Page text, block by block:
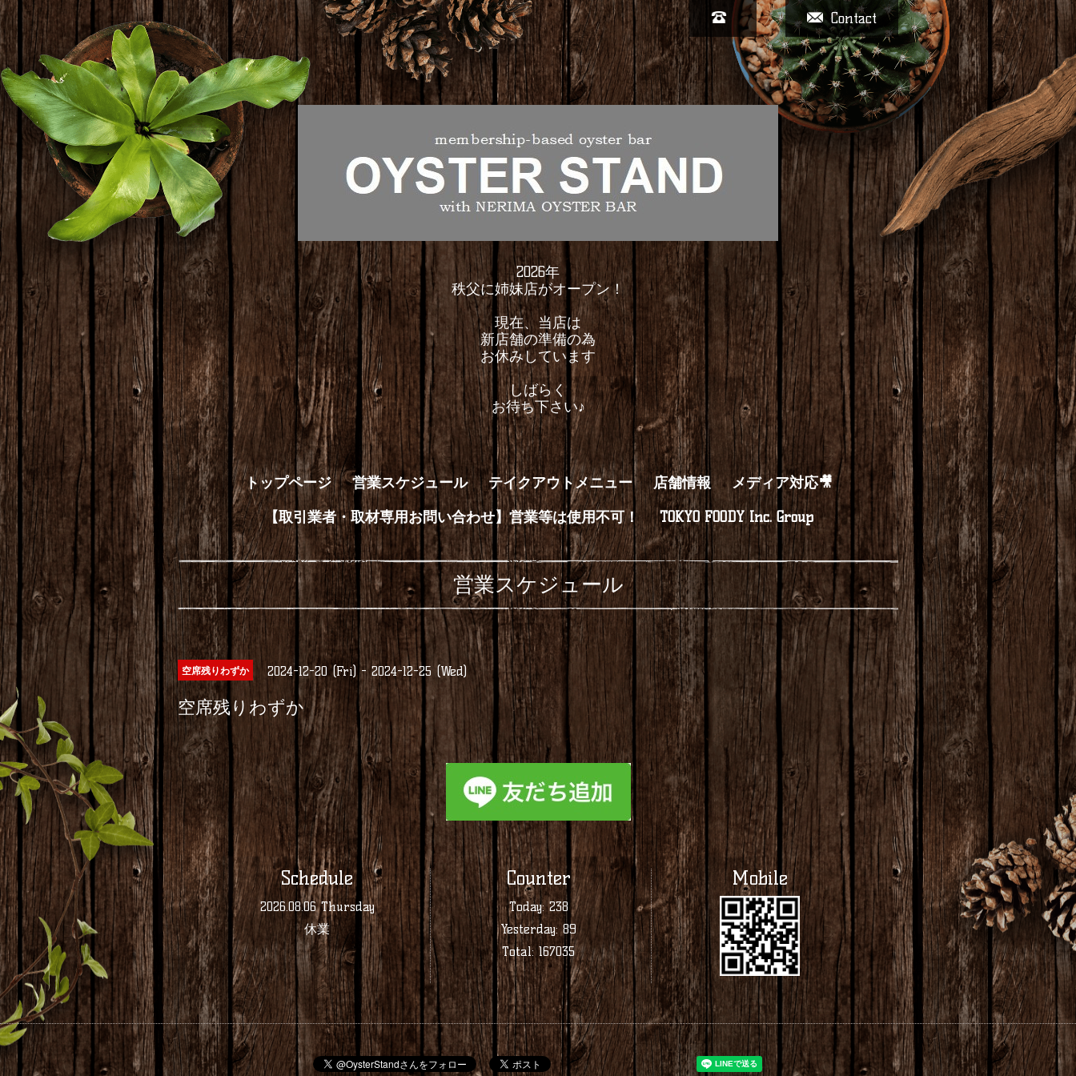
Contact
2026年
秩父に姉妹店がオープン！
現在、当店は
新店舗の準備の為
お休みしています
しばらく
お待ち下さい♪
トップページ 営業スケジュール テイクアウトメニュー 店舗情報
メディア対応🎥
【取引業者・取材専用お問い合わせ】営業等は使用不可！
TOKYO FOODY Inc. Group
営業スケジュール
空席残りわずか 2024-12-20 (Fri) - 2024-12-25 (Wed)
空席残りわずか
Schedule
2026.08.06 Thursday
休業
Counter
Today:238
Yesterday:89
Total:167035
Mobile